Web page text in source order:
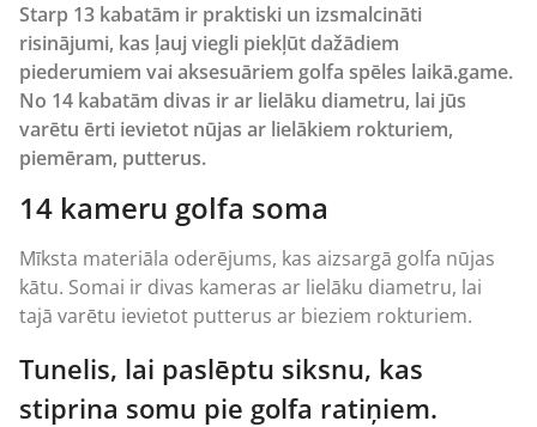
Starp 13 kabatām ir praktiski un izsmalcināti
risinājumi, kas ļauj viegli piekļūt dažādiem
piederumiem vai aksesuāriem golfa spēles laikā.game.
No 14 kabatām divas ir ar lielāku diametru, lai jūs
varētu ērti ievietot nūjas ar lielākiem rokturiem,
piemēram, putterus.
14 kameru golfa soma
Mīksta materiāla oderējums, kas aizsargā golfa nūjas
kātu. Somai ir divas kameras ar lielāku diametru, lai
tajā varētu ievietot putterus ar bieziem rokturiem.
Tunelis, lai paslēptu siksnu, kas
stiprina somu pie golfa ratiņiem.